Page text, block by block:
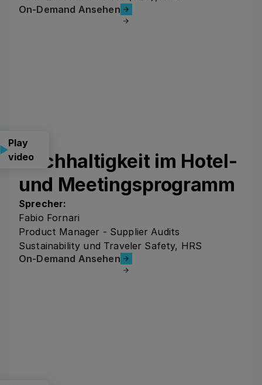
On-Demand Ansehen
On-Demand Ansehen
Play
video
Nachhaltigkeit ‍im Hotel-
und Meetingsprogramm
Sprecher:
Fabio Fornari
Product Manager - Supplier Audits
Sustainability und Traveler Safety, HRS
On-Demand Ansehen
On-Demand Ansehen